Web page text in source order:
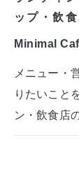
ップ・飲食
Minimal
メニュー・
りたいこと
ン・飲食店